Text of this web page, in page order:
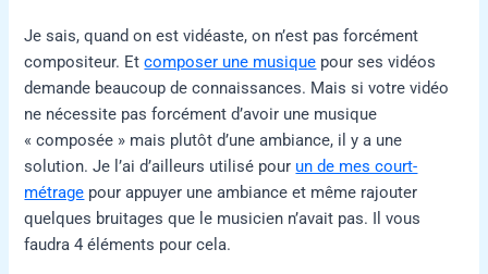
Je sais, quand on est vidéaste, on n’est pas forcément
compositeur. Etcomposer une musique pour ses vidéos
demande beaucoup de connaissances. Mais si votre vidéo
ne nécessite pas forcément d’avoir une musique
« composée » mais plutôt d’une ambiance, il y a une
solution. Je l’ai d’ailleurs utilisé pour un de mes court-
métrage pour appuyer une ambiance et même rajouter
quelques bruitages que le musicien n’avait pas. Il vous
faudra 4 éléments pour cela.